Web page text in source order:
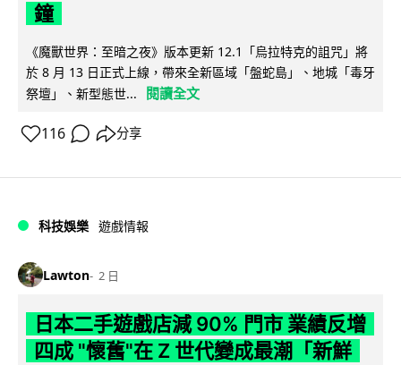
鐘
《魔獸世界：至暗之夜》版本更新 12.1「烏拉特克的詛咒」將
於 8 月 13 日正式上線，帶來全新區域「盤蛇島」、地城「毒牙
祭壇」、新型態世...
閱讀全文
116 分享
科技娛樂 遊戲情報
Lawton 2 日
日本二手遊戲店減 90% 門市 業績反增
四成 "懷舊"在 Z 世代變成最潮「新鮮